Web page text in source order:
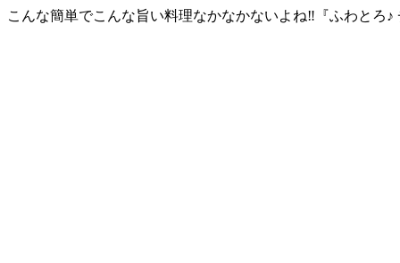
こんな簡単でこんな旨い料理なかなかないよね‼『ふわとろ♪